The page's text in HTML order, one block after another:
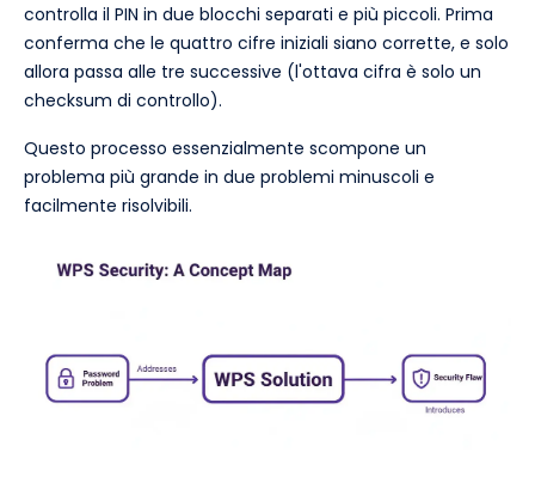
controlla il PIN in due blocchi separati e più piccoli. Prima
conferma che le quattro cifre iniziali siano corrette, e solo
allora passa alle tre successive (l'ottava cifra è solo un
checksum di controllo).
Questo processo essenzialmente scompone un
problema più grande in due problemi minuscoli e
facilmente risolvibili.